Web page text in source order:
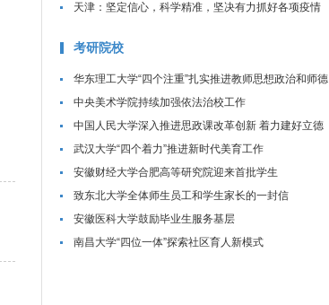
康、校园平安
天津：坚定信心，科学精准，坚决有力抓好各项疫情
考研院校
华东理工大学“四个注重”扎实推进教师思想政治和师德
师风建设工作
中央美术学院持续加强依法治校工作
中国人民大学深入推进思政课改革创新 着力建好立德
树人关键课程
武汉大学“四个着力”推进新时代美育工作
安徽财经大学合肥高等研究院迎来首批学生
致东北大学全体师生员工和学生家长的一封信
安徽医科大学鼓励毕业生服务基层
南昌大学“四位一体”探索社区育人新模式